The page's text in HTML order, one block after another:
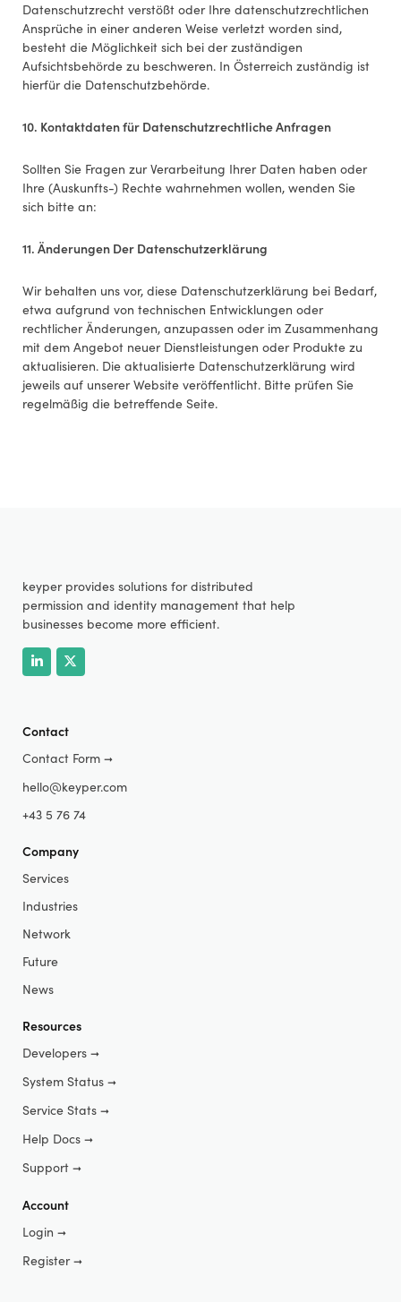
Datenschutzrecht verstößt oder Ihre datenschutzrechtlichen
Ansprüche in einer anderen Weise verletzt worden sind,
besteht die Möglichkeit sich bei der zuständigen
Aufsichtsbehörde zu beschweren. In Österreich zuständig ist
hierfür die Datenschutzbehörde.
10. Kontaktdaten für Datenschutzrechtliche Anfragen
Sollten Sie Fragen zur Verarbeitung Ihrer Daten haben oder
Ihre (Auskunfts-) Rechte wahrnehmen wollen, wenden Sie
sich bitte an:
11. Änderungen Der Datenschutzerklärung
Wir behalten uns vor, diese Datenschutzerklärung bei Bedarf,
etwa aufgrund von technischen Entwicklungen oder
rechtlicher Änderungen, anzupassen oder im Zusammenhang
mit dem Angebot neuer Dienstleistungen oder Produkte zu
aktualisieren. Die aktualisierte Datenschutzerklärung wird
jeweils auf unserer Website veröffentlicht. Bitte prüfen Sie
regelmäßig die betreffende Seite.
keyper provides solutions for distributed
permission and identity management that help
businesses become more efficient.
Contact
Contact Form ➞
hello@keyper.com
+43 5 76 74
Company
Services
Industries
Network
Future
News
Resources
Developers ➞
System Status ➞
Service Stats ➞
Help Docs ➞
Support ➞
Account
Login ➞
Register➞